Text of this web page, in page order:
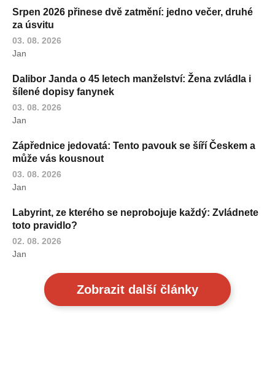
Srpen 2026 přinese dvě zatmění: jedno večer, druhé
za úsvitu
03. 08. 2026
Jan
Dalibor Janda o 45 letech manželství: Žena zvládla i
šílené dopisy fanynek
03. 08. 2026
Jan
Zápřednice jedovatá: Tento pavouk se šíří Českem a
může vás kousnout
03. 08. 2026
Jan
Labyrint, ze kterého se neprobojuje každý: Zvládnete
toto pravidlo?
02. 08. 2026
Jan
Zobrazit další články